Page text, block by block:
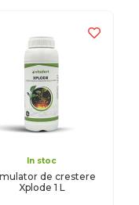
In stoc
de crestere
Xplode 1 L